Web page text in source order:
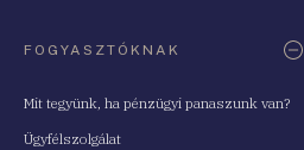
FOGYASZTÓKNAK
Mit tegyünk, ha pénzügyi panaszunk van?
Ügyfélszolgálat